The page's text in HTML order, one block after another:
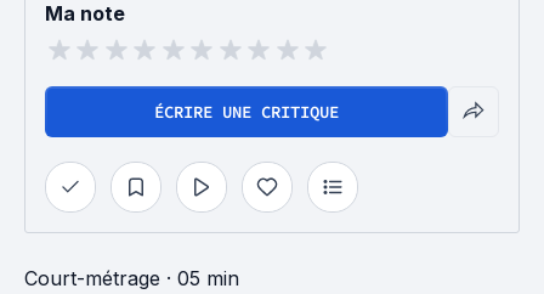
Ma note
ÉCRIRE UNE CRITIQUE
Court-métrage · 05 min